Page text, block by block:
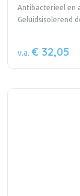
Antibacterieel en
Geluidsisolerend
v.a. € 32,05